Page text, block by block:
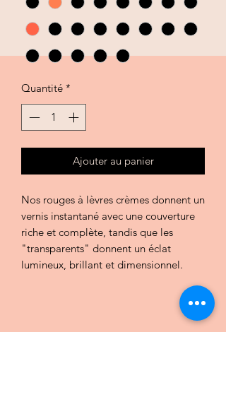
Quantité *
Ajouter au panier
Nos rouges à lèvres crèmes donnent un
vernis instantané avec une couverture
riche et complète, tandis que les
"transparents" donnent un éclat
lumineux, brillant et dimensionnel.